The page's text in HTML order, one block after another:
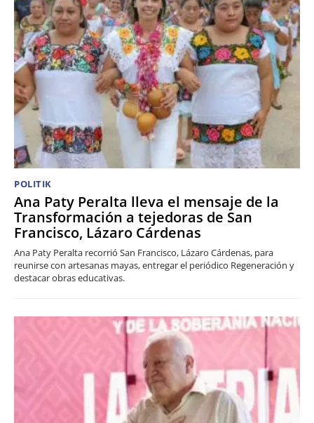
POLITIK
Ana Paty Peralta lleva el mensaje de la
Transformación a tejedoras de San
Francisco, Lázaro Cárdenas
Ana Paty Peralta recorrió San Francisco, Lázaro Cárdenas, para
reunirse con artesanas mayas, entregar el periódico Regeneración y
destacar obras educativas.